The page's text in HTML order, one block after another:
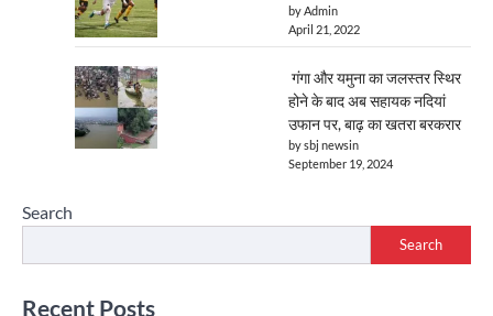
by Admin
April 21, 2022
गंगा और यमुना का जलस्तर स्थिर
होने के बाद अब सहायक नदियां
उफान पर, बाढ़ का खतरा बरकरार
by sbj newsin
September 19, 2024
Search
Search
Recent Posts